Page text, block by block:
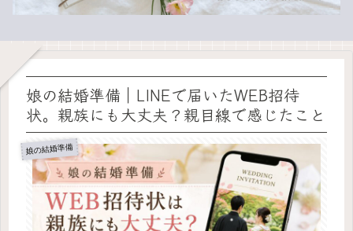
娘の結婚準備｜LINEで届いたWEB招待
状。親族にも大丈夫？親目線で感じたこと
娘の結婚準備